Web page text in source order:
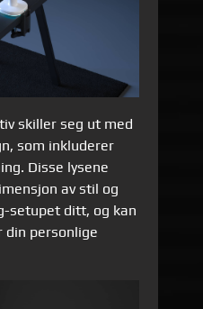
skiller seg ut med
som inkluderer
Disse lysene
av stil og
setupet ditt, og kan
personlige